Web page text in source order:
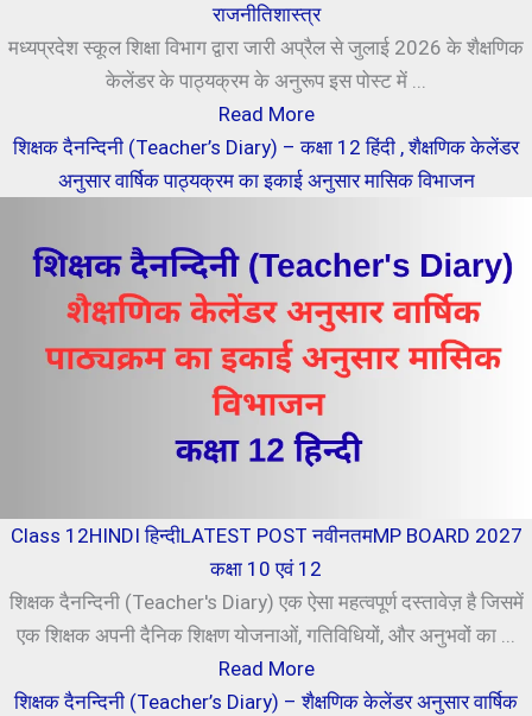
राजनीतिशास्त्र
मध्यप्रदेश स्कूल शिक्षा विभाग द्वारा जारी अप्रैल से जुलाई 2026 के शैक्षणिक
केलेंडर के पाठ्यक्रम के अनुरूप इस पोस्ट में ...
Read More
शिक्षक दैनन्दिनी (Teacher’s Diary) – कक्षा 12 हिंदी , शैक्षणिक केलेंडर
अनुसार वार्षिक पाठ्यक्रम का इकाई अनुसार मासिक विभाजन
Class 12HINDI हिन्दीLATEST POST नवीनतमMP BOARD 2027
कक्षा 10 एवं 12
शिक्षक दैनन्दिनी (Teacher's Diary) एक ऐसा महत्वपूर्ण दस्तावेज़ है जिसमें
एक शिक्षक अपनी दैनिक शिक्षण योजनाओं, गतिविधियों, और अनुभवों का ...
Read More
शिक्षक दैनन्दिनी (Teacher’s Diary) – शैक्षणिक केलेंडर अनुसार वार्षिक